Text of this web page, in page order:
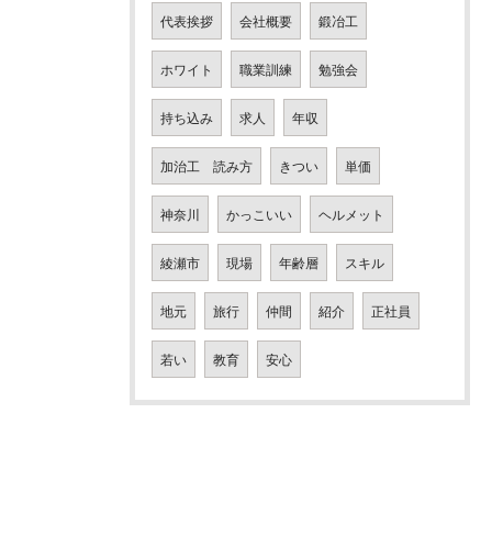
代表挨拶 会社概要 鍛冶工
ホワイト 職業訓練 勉強会
持ち込み 求人 年収
加治工 読み方 きつい 単価
神奈川 かっこいい ヘルメット
綾瀬市 現場 年齢層 スキル
地元 旅行 仲間 紹介 正社員
若い 教育 安心